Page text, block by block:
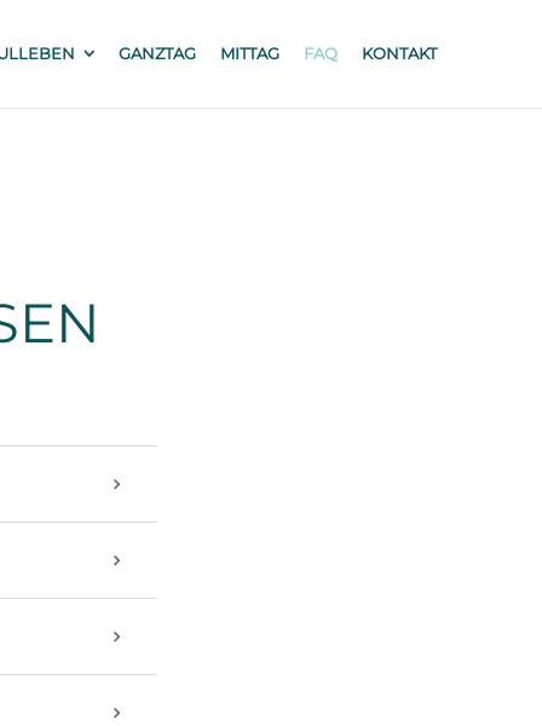
GANZTAG MITTAG FAQ KONTAKT